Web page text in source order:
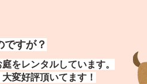
すが？
をレンタルしています。
変好評頂いてます！